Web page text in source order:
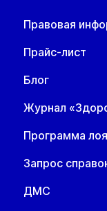
Правовая
Прайс-лист
Блог
Журнал
Программа
Запрос
ДМС